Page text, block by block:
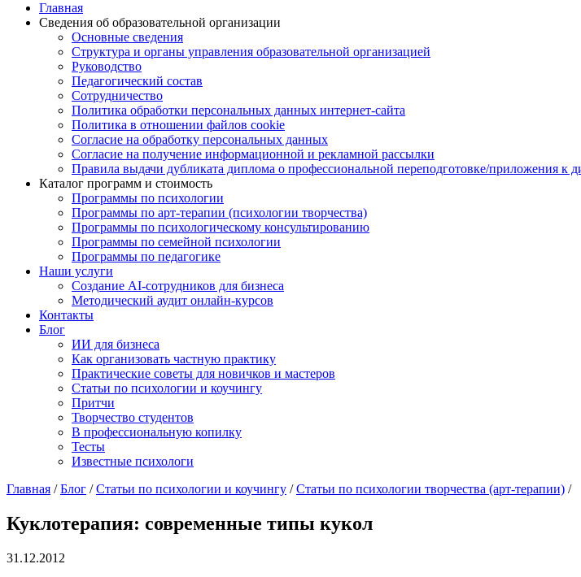
Главная
Сведения об образовательной организации
Основные сведения
Структура и органы управления образовательной организацией
Руководство
Педагогический состав
Сотрудничество
Политика обработки персональных данных интернет-сайта
Политика в отношении файлов cookie
Согласие на обработку персональных данных
Согласие на получение информационной и рекламной рассылки
Правила выдачи дубликата диплома о профессиональной переподготовке/приложения к
Каталог программ и стоимость
Программы по психологии
Программы по арт-терапии (психологии творчества)
Программы по психологическому консультированию
Программы по семейной психологии
Программы по педагогике
Наши услуги
Создание AI-сотрудников для бизнеса
Методический аудит онлайн-курсов
Контакты
Блог
ИИ для бизнеса
Как организовать частную практику
Практические советы для новичков и мастеров
Статьи по психологии и коучингу
Притчи
Творчество студентов
В профессиональную копилку
Тесты
Известные психологи
Главная /Блог /Статьи по психологии и коучингу /Статьи по психологии творчества (арт-терапии) /
Куклотерапия: современные типы кукол
31.12.2012